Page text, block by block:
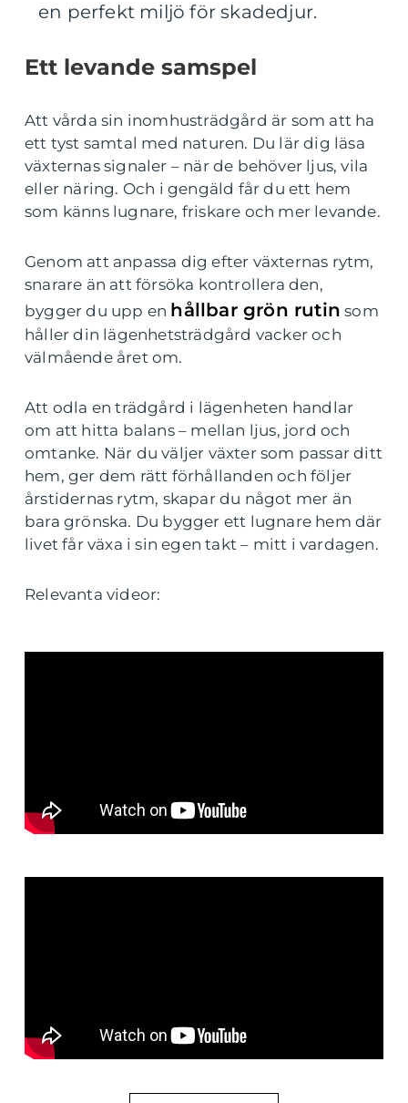
en perfekt miljö för skadedjur.
Ett levande samspel
Att vårda sin inomhusträdgård är som att ha
ett tyst samtal med naturen. Du lär dig läsa
växternas signaler – när de behöver ljus, vila
eller näring. Och i gengäld får du ett hem
som känns lugnare, friskare och mer levande.
Genom att anpassa dig efter växternas rytm,
snarare än att försöka kontrollera den,
bygger du upp en hållbar grön rutin som
håller din lägenhetsträdgård vacker och
välmående året om.
Att odla en trädgård i lägenheten handlar
om att hitta balans – mellan ljus, jord och
omtanke. När du väljer växter som passar ditt
hem, ger dem rätt förhållanden och följer
årstidernas rytm, skapar du något mer än
bara grönska. Du bygger ett lugnare hem där
livet får växa i sin egen takt – mitt i vardagen.
Relevanta videor: